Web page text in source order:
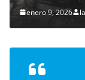
enero 9, 2026